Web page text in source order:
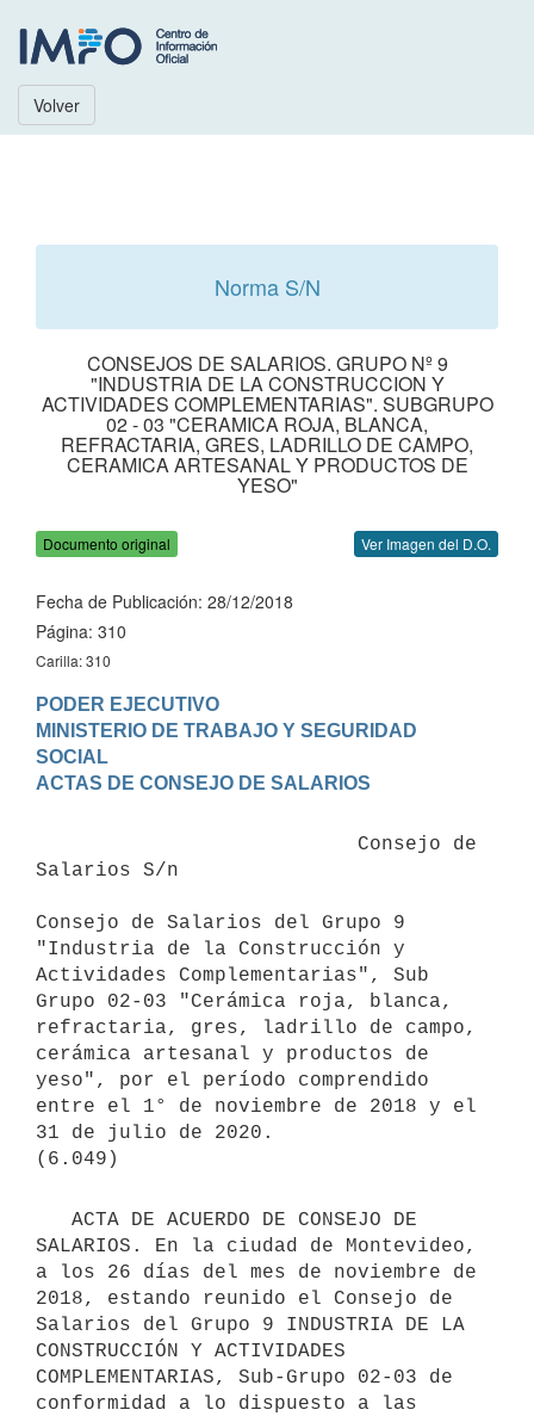
Volver
Norma S/N
CONSEJOS DE SALARIOS. GRUPO Nº 9
"INDUSTRIA DE LA CONSTRUCCION Y
ACTIVIDADES COMPLEMENTARIAS". SUBGRUPO
02 - 03 "CERAMICA ROJA, BLANCA,
REFRACTARIA, GRES, LADRILLO DE CAMPO,
CERAMICA ARTESANAL Y PRODUCTOS DE
YESO"
Documento original Ver Imagen del D.O.
Fecha de Publicación: 28/12/2018
Página: 310
Carilla: 310
PODER EJECUTIVO
MINISTERIO DE TRABAJO Y SEGURIDAD
SOCIAL
Salarios S/n
Consejo de Salarios del Grupo 9
"Industria de la Construcción y
Actividades Complementarias", Sub
Grupo 02-03 "Cerámica roja, blanca,
refractaria, gres, ladrillo de campo,
cerámica artesanal y productos de
yeso", por el período comprendido
entre el 1° de noviembre de 2018 y el
31 de julio de 2020.
SALARIOS. En la ciudad de Montevideo,
a los 26 días del mes de noviembre de
2018, estando reunido el Consejo de
Salarios del Grupo 9 INDUSTRIA DE LA
CONSTRUCCIÓN Y ACTIVIDADES
COMPLEMENTARIAS, Sub-Grupo 02-03 de
conformidad a lo dispuesto a las